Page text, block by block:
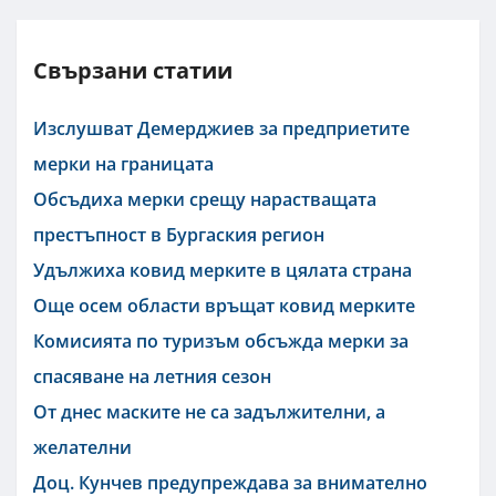
Свързани статии
Изслушват Демерджиев за предприетите
мерки на границата
Обсъдиха мерки срещу нарастващата
престъпност в Бургаския регион
Удължиха ковид мерките в цялата страна
Още осем области връщат ковид мерките
Комисията по туризъм обсъжда мерки за
спасяване на летния сезон
От днес маските не са задължителни, а
желателни
Доц. Кунчев предупреждава за внимателно